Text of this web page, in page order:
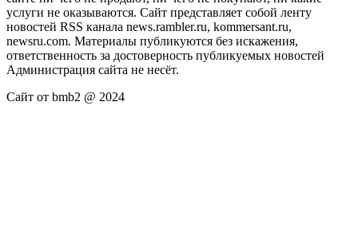
услуги не оказываются. Сайт представляет собой ленту
новостей RSS канала news.rambler.ru, kommersant.ru,
newsru.com. Материалы публикуются без искажения,
ответственность за достоверность публикуемых новостей
Администрация сайта не несёт.
Сайт от bmb2 @ 2024